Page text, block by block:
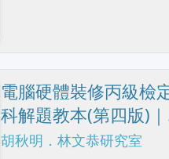
電腦硬體裝修丙級檢
科解題教本(第四版)｜
Windows 10 +
胡秋明．林文恭研究室